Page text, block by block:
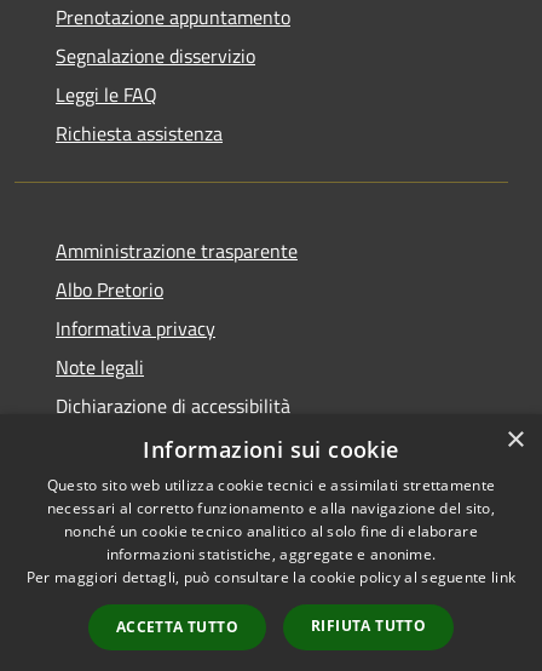
Prenotazione appuntamento
Segnalazione disservizio
Leggi le FAQ
Richiesta assistenza
Amministrazione trasparente
Albo Pretorio
Informativa privacy
Note legali
Dichiarazione di accessibilità
Dichiarazione di accessibilità dal 2025
RSS
Accessibilità
Copyright © 2026 • Comune di
Gessate • Powered by
Municipium•
Accesso
redazione
×
Informazioni sui cookie
Questo sito web utilizza cookie tecnici e assimilati strettamente
necessari al corretto funzionamento e alla navigazione del sito,
nonché un cookie tecnico analitico al solo fine di elaborare
informazioni statistiche, aggregate e anonime.
Per maggiori dettagli, può consultare la cookie policy al seguente link
ACCETTA TUTTO RIFIUTA TUTTO